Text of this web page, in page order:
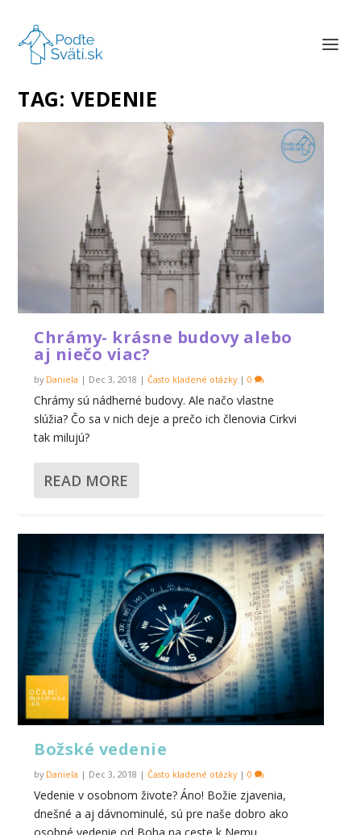
TAG: VEDENIE
Chrámy- krásne budovy alebo
aj niečo viac?
by Daniela | Dec 3, 2018 |Často kladené otázky|0
Chrámy sú nádherné budovy. Ale načo vlastne
slúžia? Čo sa v nich deje a prečo ich členovia Cirkvi
tak milujú?
READ MORE
Božské vedenie
by Daniela | Dec 3, 2018 |Často kladené otázky|0
Vedenie v osobnom živote? Áno! Božie zjavenia,
dnešné a aj dávnominulé, sú pre naše dobro ako